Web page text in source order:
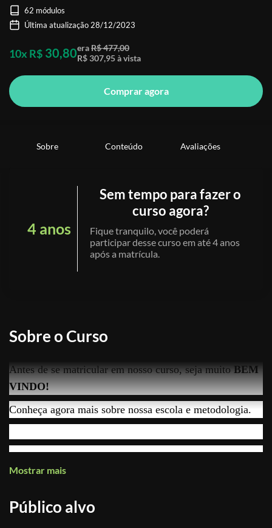
62 módulos
Última atualização 28/12/2023
10x R$ 30,80eraR$ 477,00
R$ 307,95 à vista
Comprar agora
Sobre Conteúdo Avaliações
4 anos
Sem tempo para fazer o
curso agora?
Fique tranquilo, você poderá
participar desse curso em até 4 anos
após a matrícula.
Sobre o Curso
Antes de se matricular em nosso curso, seja muitoBEM
VINDO!
Conheça agora mais sobre nossa escola e metodologia.
- O que eu vou APRENDER nesse curso?
R: No primeiro curso, ensinaremos a trabalhar do
Mostrar mais
Público alvo